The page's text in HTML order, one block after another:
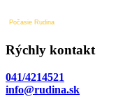
Počasie Rudina
Rýchly kontakt
041/4214521
info@rudina.sk